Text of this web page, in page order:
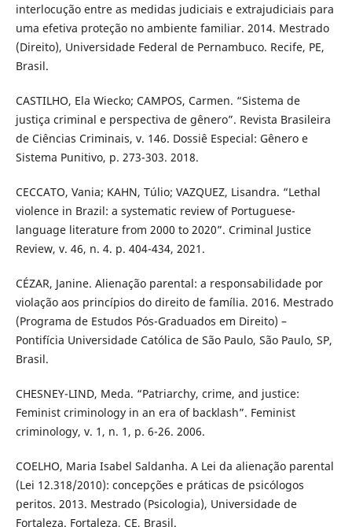
interlocução entre as medidas judiciais e extrajudiciais para
uma efetiva proteção no ambiente familiar. 2014. Mestrado
(Direito), Universidade Federal de Pernambuco. Recife, PE,
Brasil.
CASTILHO, Ela Wiecko; CAMPOS, Carmen. “Sistema de
justiça criminal e perspectiva de gênero”. Revista Brasileira
de Ciências Criminais, v. 146. Dossiê Especial: Gênero e
Sistema Punitivo, p. 273-303. 2018.
CECCATO, Vania; KAHN, Túlio; VAZQUEZ, Lisandra. “Lethal
violence in Brazil: a systematic review of Portuguese-
language literature from 2000 to 2020”. Criminal Justice
Review, v. 46, n. 4. p. 404-434, 2021.
CÉZAR, Janine. Alienação parental: a responsabilidade por
violação aos princípios do direito de família. 2016. Mestrado
(Programa de Estudos Pós-Graduados em Direito) –
Pontifícia Universidade Católica de São Paulo, São Paulo, SP,
Brasil.
CHESNEY-LIND, Meda. “Patriarchy, crime, and justice:
Feminist criminology in an era of backlash”. Feminist
criminology, v. 1, n. 1, p. 6-26. 2006.
COELHO, Maria Isabel Saldanha. A Lei da alienação parental
(Lei 12.318/2010): concepções e práticas de psicólogos
peritos. 2013. Mestrado (Psicologia), Universidade de
Fortaleza. Fortaleza, CE, Brasil.